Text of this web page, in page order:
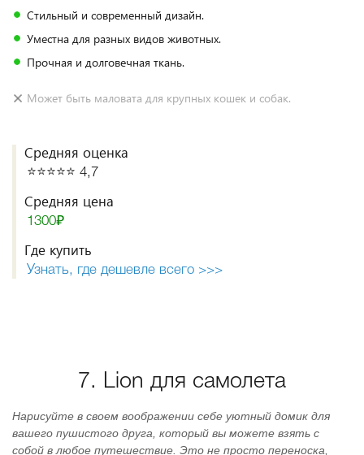
Стильный и современный дизайн.
Уместна для разных видов животных.
Прочная и долговечная ткань.
Может быть маловата для крупных кошек и собак.
Средняя оценка
⭐️⭐️⭐️⭐️⭐️ 4,7
Средняя цена
1300₽
Где купить
Узнать, где дешевле всего >>>
7. Lion для самолета
Нарисуйте в своем воображении себе уютный домик для
вашего пушистого друга, который вы можете взять с
собой в любое путешествие. Это не просто переноска,